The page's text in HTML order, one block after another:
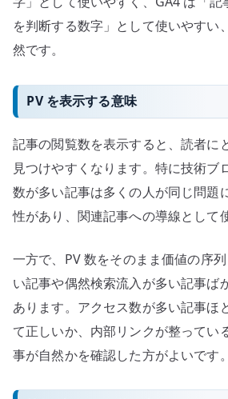
を判断する数字」として使いやすい
然です。
PV を表示する意味
記事の閲覧数を表示すると、読者に
見つけやすくなります。特に技術ブ
数が多い記事は多くの人が同じ問題
性があり、関連記事への導線として
一方で、PV 数をそのまま価値の序
い記事や偶然検索流入が多い記事ば
あります。アクセス数が多い記事ほ
て正しいか、内部リンクが整ってい
事が自然かを確認した方がよいです。